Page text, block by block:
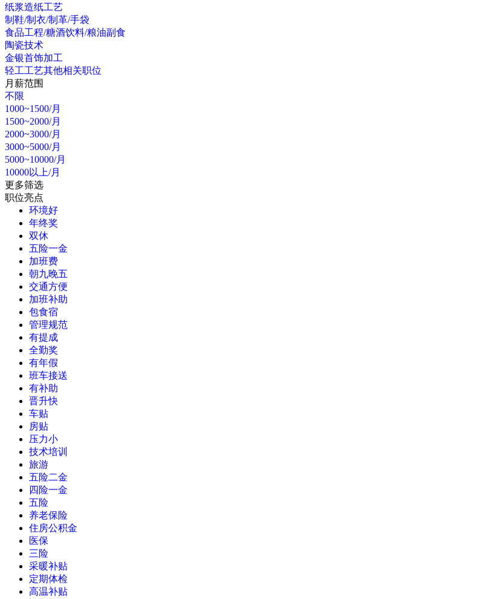
纸浆造纸工艺
制鞋/制衣/制革/手袋
食品工程/糖酒饮料/粮油副食
陶瓷技术
金银首饰加工
轻工工艺其他相关职位
月薪范围
不限
1000~1500/月
1500~2000/月
2000~3000/月
3000~5000/月
5000~10000/月
10000以上/月
更多筛选
职位亮点
环境好
年终奖
双休
五险一金
加班费
朝九晚五
交通方便
加班补助
包食宿
管理规范
有提成
全勤奖
有年假
班车接送
有补助
晋升快
车贴
房贴
压力小
技术培训
旅游
五险二金
四险一金
五险
养老保险
住房公积金
医保
三险
采暖补贴
定期体检
高温补贴